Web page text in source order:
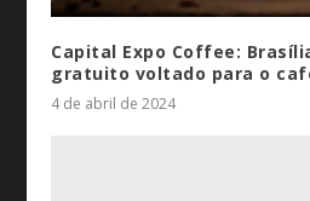
Capital Expo Coffee:
gratuito voltado para o
4 de abril de 2024